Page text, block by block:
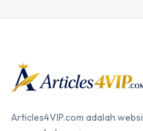
Articles4VIP.com adalah